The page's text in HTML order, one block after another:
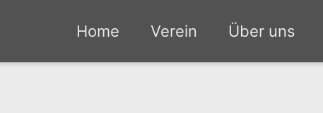
Home Verein Über uns